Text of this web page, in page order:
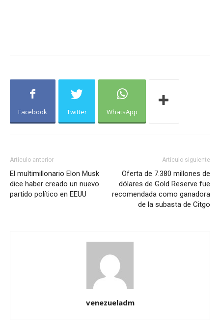
Facebook Twitter WhatsApp
Artículo anterior
El multimillonario Elon Musk
dice haber creado un nuevo
partido político en EEUU
Artículo siguiente
Oferta de 7.380 millones de
dólares de Gold Reserve fue
recomendada como ganadora
de la subasta de Citgo
venezueladm